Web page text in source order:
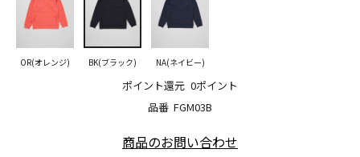
品番 FGM03B
ポイント還元 0ポイント
OR(オレンジ) BK(ブラック) NA(ネイビー)
商品のお問い合わせ